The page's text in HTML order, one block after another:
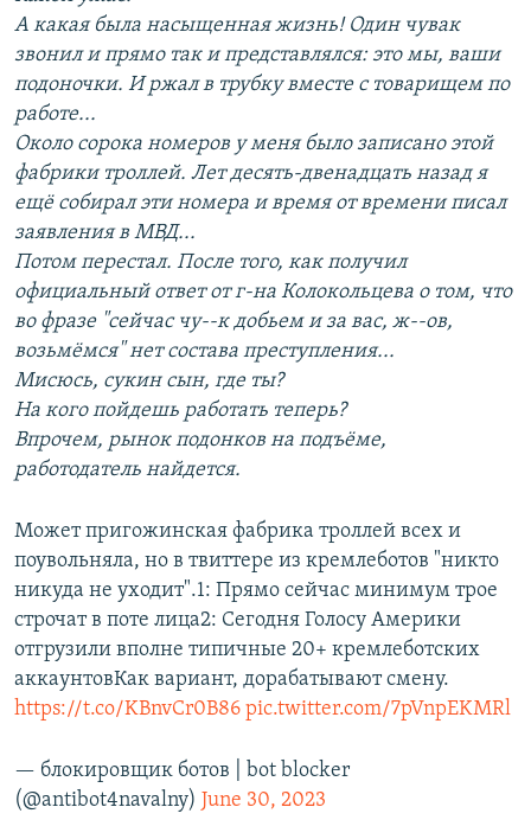
А какая была насыщенная жизнь! Один чувак
звонил и прямо так и представлялся: это мы, ваши
подоночки. И ржал в трубку вместе с товарищем по
работе...
Около сорока номеров у меня было записано этой
фабрики троллей. Лет десять-двенадцать назад я
ещё собирал эти номера и время от времени писал
заявления в МВД...
Потом перестал. После того, как получил
официальный ответ от г-на Колокольцева о том, что
во фразе "сейчас чу--к добьем и за вас, ж--ов,
возьмёмся" нет состава преступления...
Мисюсь, сукин сын, где ты?
На кого пойдешь работать теперь?
Впрочем, рынок подонков на подъёме,
работодатель найдется.
Может пригожинская фабрика троллей всех и
поувольняла, но в твиттере из кремлеботов "никто
никуда не уходит".1: Прямо сейчас минимум трое
строчат в поте лица2: Сегодня Голосу Америки
отгрузили вполне типичные 20+ кремлеботских
аккаунтовКак вариант, дорабатывают смену.
https://t.co/KBnvCr0B86 pic.twitter.com/7pVnpEKMRl
— блокировщик ботов | bot blocker
(@antibot4navalny) June 30, 2023